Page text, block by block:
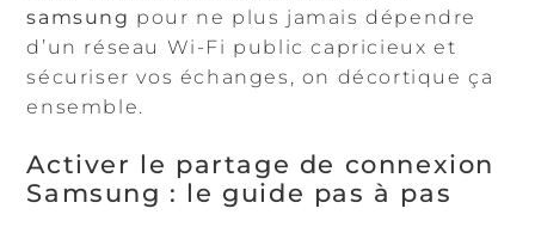
samsung pour ne plus jamais dépendre
d’un réseau Wi-Fi public capricieux et
sécuriser vos échanges, on décortique ça
ensemble.
Activer le partage de connexion
Samsung : le guide pas à pas